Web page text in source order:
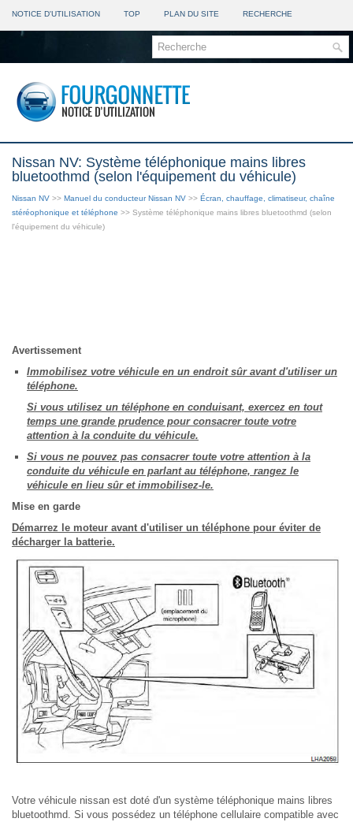
NOTICE D'UTILISATION TOP PLAN DU SITE RECHERCHE
Nissan NV: Système téléphonique mains libres
bluetoothmd (selon l'équipement du véhicule)
Nissan NV >> Manuel du conducteur Nissan NV >> Écran, chauffage, climatiseur, chaîne
stéréophonique et téléphone >> Système téléphonique mains libres bluetoothmd (selon
l'équipement du véhicule)
Avertissement
Immobilisez votre véhicule en un endroit sûr avant d'utiliser un
téléphone.
Si vous utilisez un téléphone en conduisant, exercez en tout
temps une grande prudence pour consacrer toute votre
attention à la conduite du véhicule.
Si vous ne pouvez pas consacrer toute votre attention à la
conduite du véhicule en parlant au téléphone, rangez le
véhicule en lieu sûr et immobilisez-le.
Mise en garde
Démarrez le moteur avant d'utiliser un téléphone pour éviter de
décharger la batterie.
Votre véhicule nissan est doté d'un système téléphonique mains libres
bluetoothmd. Si vous possédez un téléphone cellulaire compatible avec